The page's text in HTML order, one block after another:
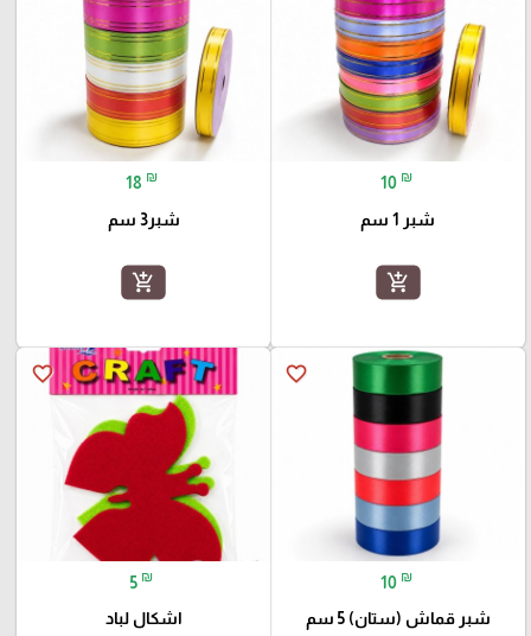
10 ₪
شبر 1 سم
add_shopping_cart
18 ₪
شبر3 سم
add_shopping_cart
favorite_border
10 ₪
شبر قماش (ستان) 5 سم
favorite_border
5 ₪
اشكال لباد